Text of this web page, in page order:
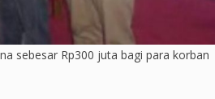
sebesar Rp300 juta bagi para korban